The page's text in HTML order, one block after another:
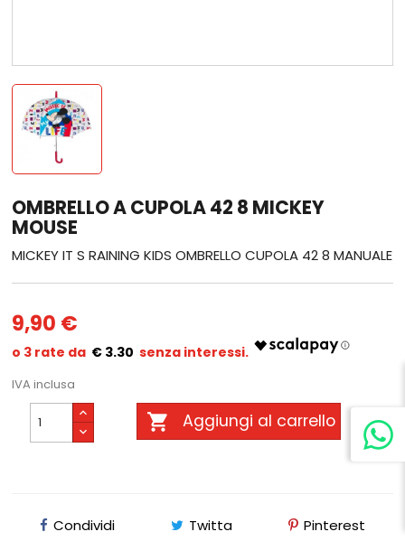
OMBRELLO A CUPOLA 42 8 MICKEY
MOUSE
MICKEY IT S RAINING KIDS OMBRELLO CUPOLA 42 8 MANUALE
9,90 €
€ 3.30
IVA inclusa
 Aggiungi al carrello
Condividi Twitta Pinterest